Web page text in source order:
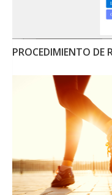
PROCEDIMIENTO DE